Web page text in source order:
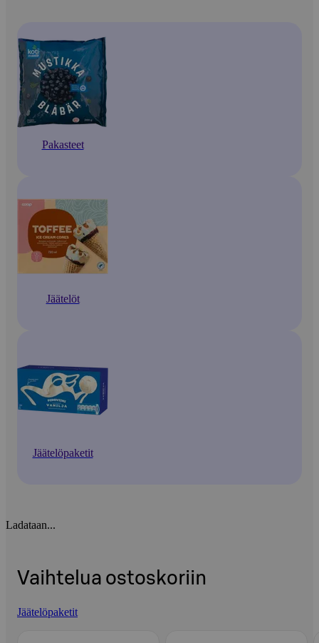
Pakasteet
Jäätelöt
Jäätelöpaketit
Ladataan...
Vaihtelua ostoskoriin
Jäätelöpaketit